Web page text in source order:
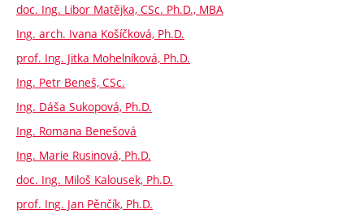
doc. Ing. Libor Matějka, CSc. Ph.D., MBA
Ing. arch. Ivana Košíčková, Ph.D.
prof. Ing. Jitka Mohelníková, Ph.D.
Ing. Petr Beneš, CSc.
Ing. Dáša Sukopová, Ph.D.
Ing. Romana Benešová
Ing. Marie Rusinová, Ph.D.
doc. Ing. Miloš Kalousek, Ph.D.
prof. Ing. Jan Pěnčík, Ph.D.